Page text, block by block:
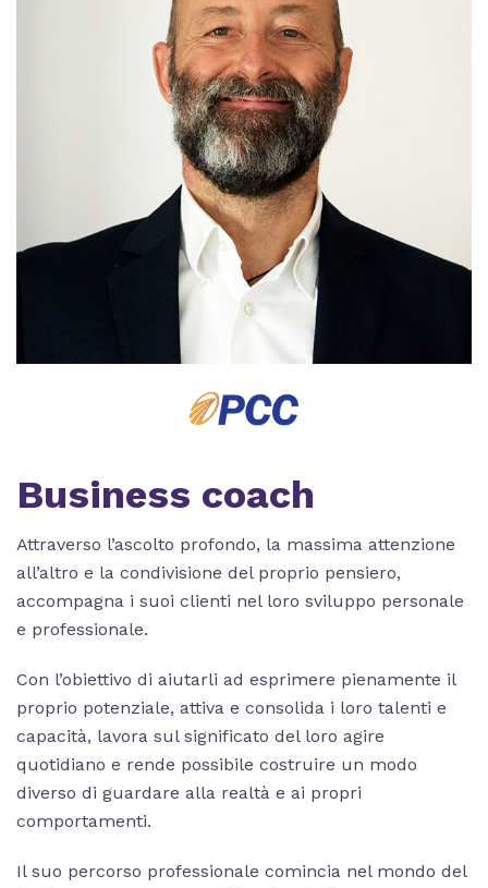
Business coach
Attraverso l’ascolto profondo, la massima attenzione
all’altro e la condivisione del proprio pensiero,
accompagna i suoi clienti nel loro sviluppo personale
e professionale.
Con l’obiettivo di aiutarli ad esprimere pienamente il
proprio potenziale, attiva e consolida i loro talenti e
capacità, lavora sul significato del loro agire
quotidiano e rende possibile costruire un modo
diverso di guardare alla realtà e ai propri
comportamenti.
Il suo percorso professionale comincia nel mondo del